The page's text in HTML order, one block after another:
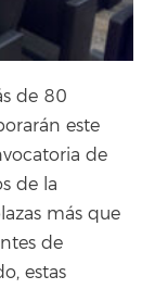
de 80
este
de
de la
más que
de
estas